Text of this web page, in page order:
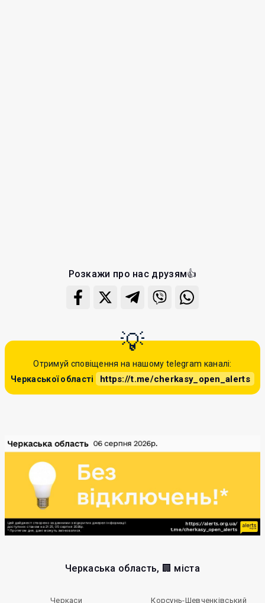
Розкажи про нас друзям👍
Отримуй сповіщення на нашому telegram каналі:
Черкаської області
https://t.me/cherkasy_open_alerts
Черкаська область, 🏢 міста
Черкаси Корсунь-Шевченківський